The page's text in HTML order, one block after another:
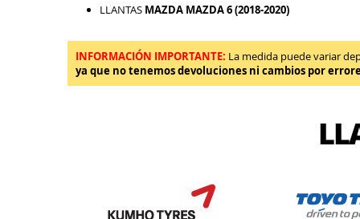
LLANTAS MAZDA MAZDA 6 (2018-2020)
INFORMACIÓN IMPORTANTE: La medida puede variar
ya que no tenemos devoluciones ni cambios por